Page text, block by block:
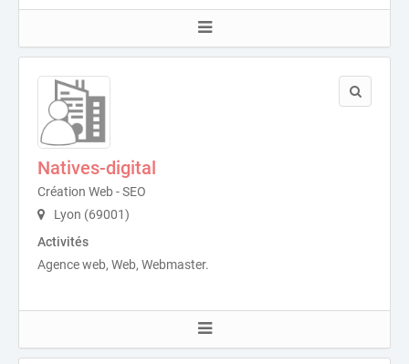
Natives-digital
Création Web - SEO
Lyon (69001)
Activités
Agence web, Web, Webmaster.